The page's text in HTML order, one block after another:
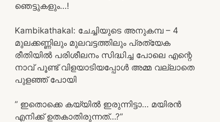
ഞെട്ടുകളും…!
Kambikathakal: ചേച്ചിയുടെ അനുകമ്പ – 4
മുലക്കണ്ണിലും മുലവട്ടത്തിലും പ്രത്യേക
രീതിയിൽ പരിശീലനം സിദ്ധിച്ച പോലെ എന്റെ
നാവ് പൂണ്ട് വിളയാടിയപ്പോൾ അമ്മ വല്ലാതെ
പുളഞ്ഞ് പോയി
” ഇതൊക്കെ കയ്യിൽ ഇരുന്നിട്ടാ… മയിരൻ
എനിക്ക് ഉതകാതിരുന്നത്…?”